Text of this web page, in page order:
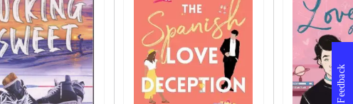
Feedback